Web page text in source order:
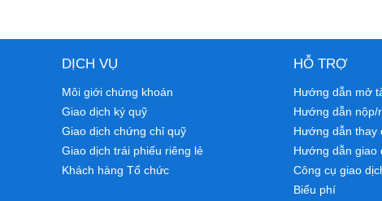
DỊCH VỤ
Môi giới chứng khoán
Giao dịch ký quỹ
Giao dịch chứng chỉ quỹ
Giao dịch trái phiếu riêng lẻ
Khách hàng Tổ chức
HỖ TRỢ
Hướng dẫn mở
Hướng dẫn nộp/
Hướng dẫn thay
Hướng dẫn giao
Công cụ giao
Biểu phí